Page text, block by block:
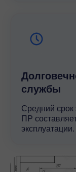
службы
Средний срок
ПР
эксплуатации.